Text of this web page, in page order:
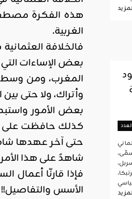
هذه الفكرة مصطفى
الغربية.
فالخلافة
بعض الإساءات
المغرب، ومن وسط
وأتراك، ولا حتى
بعض الأمور
كذلك حافظت على
حتى آخر عهدها
شاهدٌ على هذا
فإذا قارنّا أعمال
الأسس والتفاصيل!!